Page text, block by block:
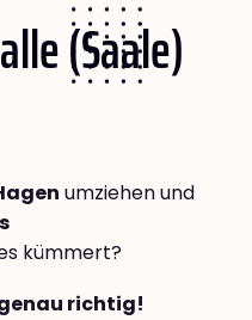
(Saale)
umziehen und
kümmert?
richtig!